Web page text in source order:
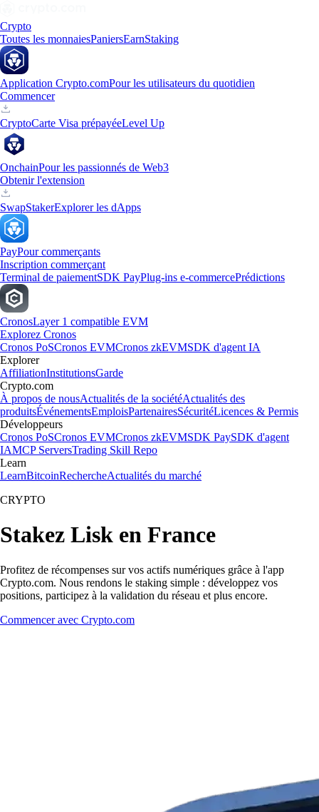
Crypto
Toutes les monnaiesPaniersEarnStaking
Application Crypto.comPour les utilisateurs du quotidien
Commencer
CryptoCarte Visa prépayéeLevel Up
OnchainPour les passionnés de Web3
Obtenir l'extension
SwapStakerExplorer les dApps
PayPour commerçants
Inscription commerçant
Terminal de paiementSDK PayPlug-ins e-commercePrédictions
CronosLayer 1 compatible EVM
Explorez Cronos
Cronos PoSCronos EVMCronos zkEVMSDK d'agent IA
Explorer
AffiliationInstitutionsGarde
Crypto.com
À propos de nousActualités de la sociétéActualités des
produitsÉvénementsEmploisPartenairesSécuritéLicences & Permis
Développeurs
Cronos PoSCronos EVMCronos zkEVMSDK PaySDK d'agent
IAMCP ServersTrading Skill Repo
Learn
LearnBitcoinRechercheActualités du marché
CRYPTO
Stakez Lisk en France
Profitez de récompenses sur vos actifs numériques grâce à l'app
Crypto.com. Nous rendons le staking simple : développez vos
positions, participez à la validation du réseau et plus encore.
Commencer avec Crypto.com